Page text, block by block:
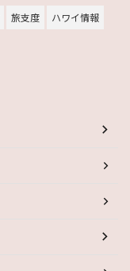
旅支度 ハワイ情報